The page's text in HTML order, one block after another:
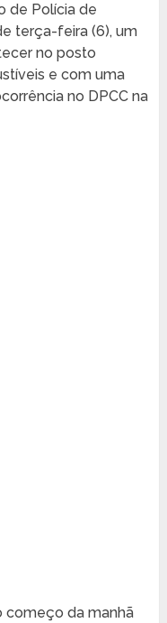
de Polícia de
terça-feira (6), um
no posto
e com uma
no DPCC na
começo da manhã